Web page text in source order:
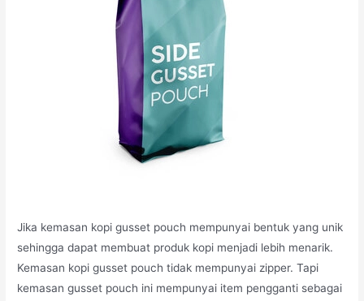
Jika kemasan kopi gusset pouch mempunyai bentuk yang unik
sehingga dapat membuat produk kopi menjadi lebih menarik.
Kemasan kopi gusset pouch tidak mempunyai zipper. Tapi
kemasan gusset pouch ini mempunyai item pengganti sebagai